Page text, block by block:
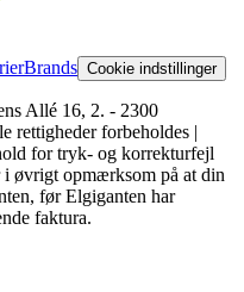
Brands Cookie indstillinger
Allé 16, 2. - 2300
rettigheder forbeholdes |
for tryk- og korrekturfejl
øvrigt opmærksom på at din
før Elgiganten har
faktura.